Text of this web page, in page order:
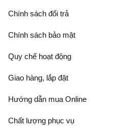
Chính sách đổi trả
Chính sách bảo mật
Quy chế hoạt động
Giao hàng, lắp đặt
Hướng dẫn mua Online
Chất lượng phục vụ